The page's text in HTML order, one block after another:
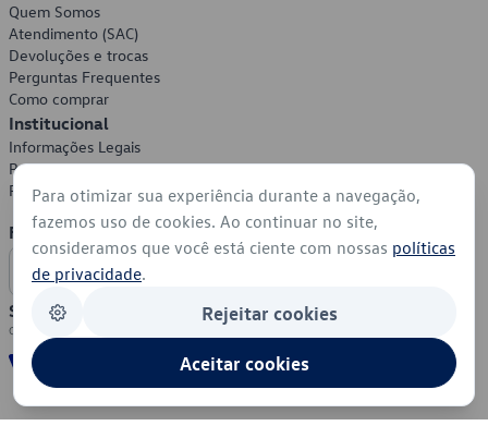
Quem Somos
Atendimento (SAC)
Devoluções e trocas
Perguntas Frequentes
Como comprar
Institucional
Informações Legais
Política de Privacidade
Política de Cookies
Formas de Pagamento
Segurança
Para otimizar sua experiência durante a navegação,
fazemos uso de cookies. Ao continuar no site,
consideramos que você está ciente com nossas políticas
de privacidade.
Rejeitar cookies
Aceitar cookies